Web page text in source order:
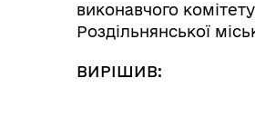
виконавчого
Роздільнянської
ВИРІШИВ: